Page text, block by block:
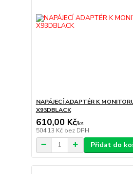
NAPÁJECÍ ADAPTÉR K
X93DBLACK
610,00 Kč/ks
504,13 Kč bez DPH
Přidat do